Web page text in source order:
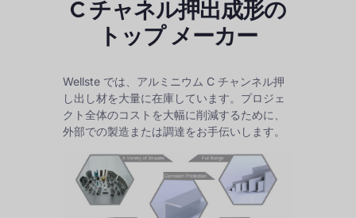
C チャネル押出成形の
トップ メーカー
Wellste では、アルミニウム C チャンネル押
し出し材を大量に在庫しています。プロジェ
クト全体のコストを大幅に削減するために、
外部での製造または調達をお手伝いします。